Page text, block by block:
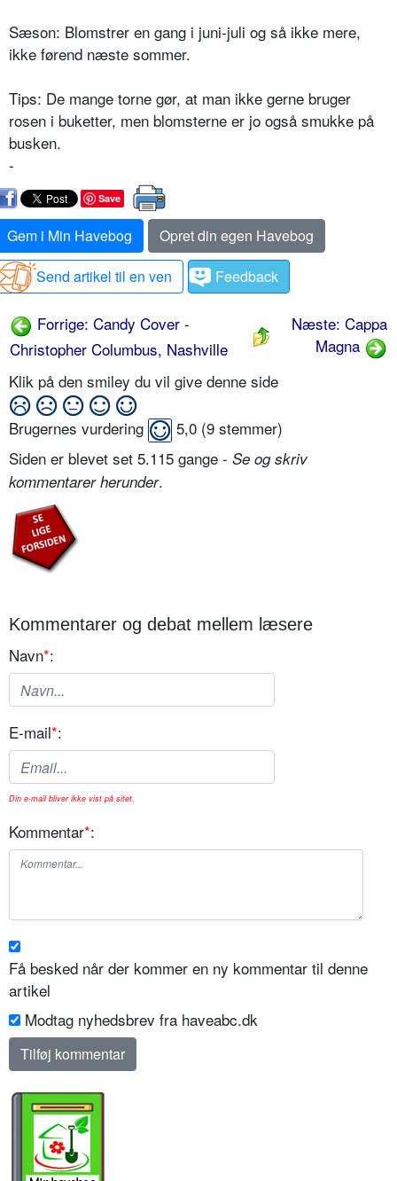
Sæson: Blomstrer en gang i juni-juli og så ikke mere,
ikke førend næste sommer.
Tips: De mange torne gør, at man ik­ke gerne bruger
rosen i buketter, men blomsterne er jo også smukke på
busken.
-
Save
Gem i Min Havebog
Opret din egen Havebog
Send artikel til en ven
Feedback
Forrige: Candy Cover -
Christopher Columbus, Nashville
Næste: Cappa
Magna
Klik på den smiley du vil give denne side
Brugernes vurdering 5,0 (9 stemmer)
Siden er blevet set 5.115 gange - Se og skriv
kommentarer herunder.
Kommentarer og debat mellem læsere
Navn*:
E-mail*:
Din e-mail bliver ikke vist på sitet.
Kommentar*:
Få besked når der kommer en ny kommentar til denne
artikel
Modtag nyhedsbrev fra haveabc.dk